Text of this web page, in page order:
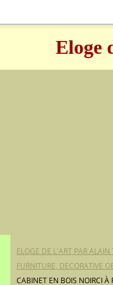
Eloge
ELOGE DE L'ART PAR ALAIN
FURNITURE, DECORATIVE
CABINET EN BOIS NOIRCI À